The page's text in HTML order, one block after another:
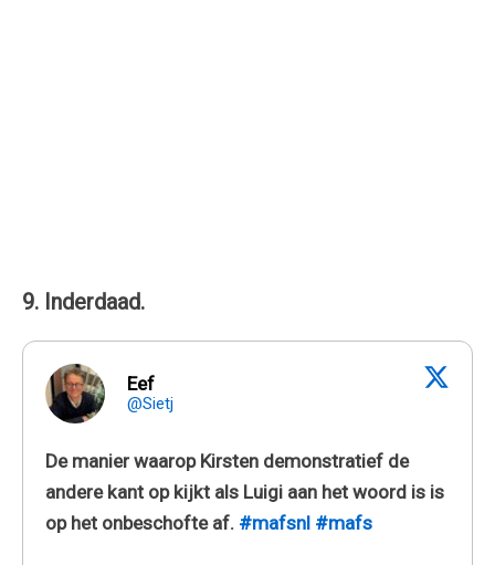
9. Inderdaad.
Eef
@Sietj
De manier waarop Kirsten demonstratief de
andere kant op kijkt als Luigi aan het woord is is
op het onbeschofte af. #mafsnl #mafs